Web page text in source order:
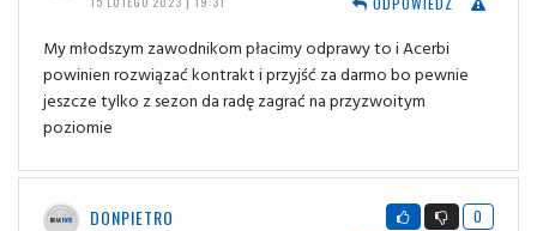
My młodszym zawodnikom płacimy odprawy to i Acerbi
powinien rozwiązać kontrakt i przyjść za darmo bo pewnie
jeszcze tylko z sezon da radę zagrać na przyzwoitym
poziomie
DONPIETRO
0